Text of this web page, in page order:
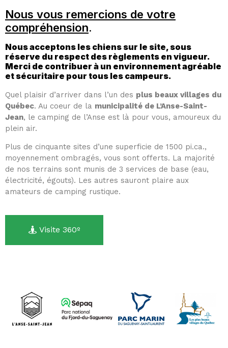
Nous vous remercions de votre
compréhension.
Nous acceptons les chiens sur le site, sous
réserve du respect des règlements en vigueur.
Merci de contribuer à un environnement agréable
et sécuritaire pour tous les campeurs.
Quel plaisir d’arriver dans l’un des plus beaux villages du
Québec. Au coeur de la municipalité de L’Anse-Saint-
Jean, le camping de l’Anse est là pour vous, amoureux du
plein air.
Plus de cinquante sites d’une superficie de 1500 pi.ca.,
moyennement ombragés, vous sont offerts. La majorité
de nos terrains sont munis de 3 services de base (eau,
électricité, égouts). Les autres sauront plaire aux
amateurs de camping rustique.
Visite 360º